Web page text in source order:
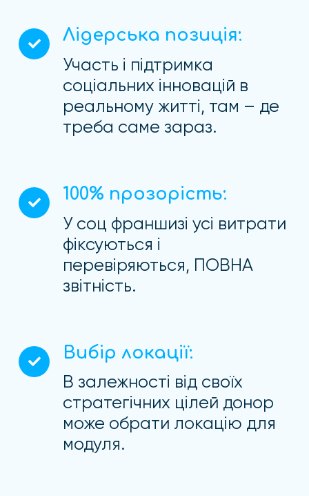
Лідерська позиція:
Участь і підтримка
соціальних інновацій в
реальному житті, там – де
треба саме зараз.
100% прозорість:
У соц франшизі усі витрати
фіксуються і
перевіряються, ПОВНА
звітність.
Вибір локації:
В залежності від своїх
стратегічних цілей донор
може обрати локацію для
модуля.